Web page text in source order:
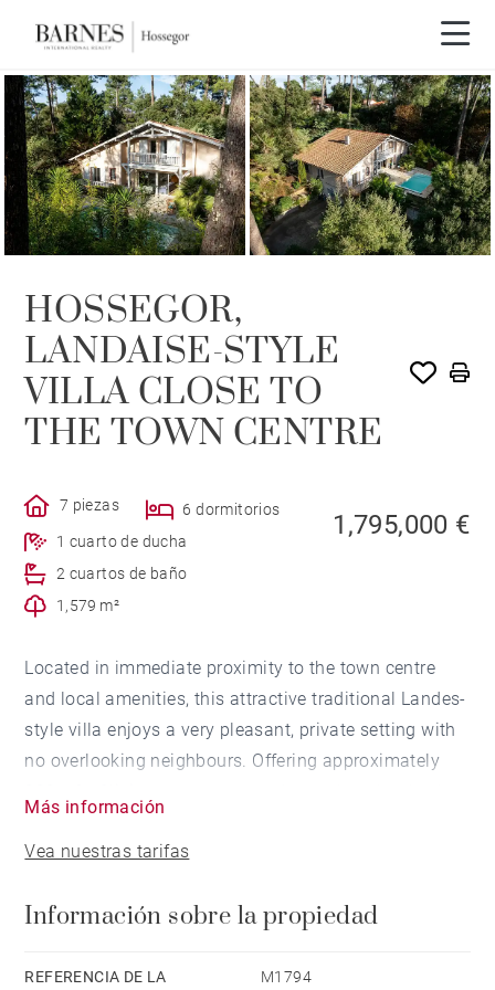
HOSSEGOR,
LANDAISE-STYLE
VILLA CLOSE TO
THE TOWN CENTRE
7 piezas
6 dormitorios
1 cuarto de ducha
2 cuartos de baño
1,579 m²
1,795,000 €
Located in immediate proximity to the town centre
and local amenities, this attractive traditional Landes-
style villa enjoys a very pleasant, private setting with
no overlooking neighbours. Offering approximately
living room with a fireplace, benefiting from a south-
outdoors. A functional kitchen, a semi-open office
Más información
Vea nuestras tarifas
Información sobre la propiedad
REFERENCIA DE LA
M1794